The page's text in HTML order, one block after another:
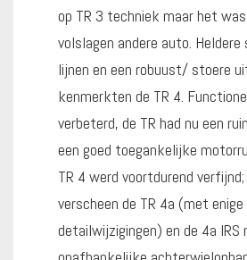
op TR 3 techniek maar het
volslagen andere auto.
lijnen en een robuust/ stoere
kenmerkten de TR 4.
verbeterd, de TR had nu een
een goed toegankelijke
TR 4 werd voortdurend
verscheen de TR 4a (met enige
detailwijzigingen) en de 4a IRS